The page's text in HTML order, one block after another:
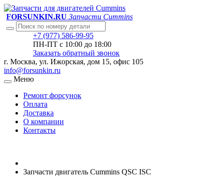
FORSUNKIN.RU Запчасти Cummins
+7 (977) 586-99-95
ПН-ПТ с 10:00 до 18:00
Заказать обратный звонок
г. Москва, ул. Ижорская, дом 15, офис 105
info@forsunkin.ru
Меню
Ремонт форсунок
Оплата
Доставка
О компании
Контакты
Запчасти двигатель Cummins QSC ISC